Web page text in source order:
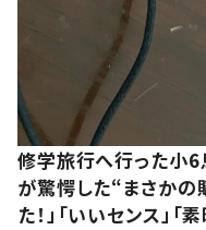
修学旅行へ行った小6
が驚愕した“まさか
た！」「いいセンス」「